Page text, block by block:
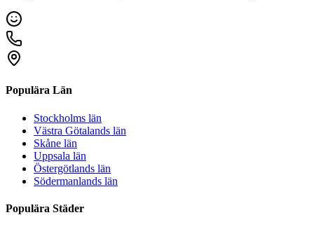
Populära Län
Stockholms län
Västra Götalands län
Skåne län
Uppsala län
Östergötlands län
Södermanlands län
Populära Städer